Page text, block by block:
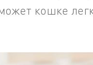
кошке